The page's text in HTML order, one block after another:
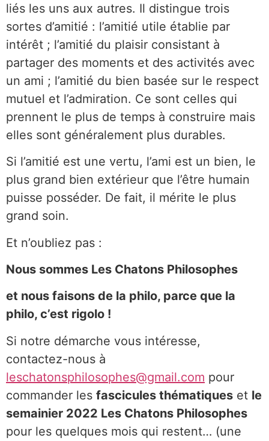
liés les uns aux autres. Il distingue trois
sortes d’amitié : l’amitié utile établie par
intérêt ; l’amitié du plaisir consistant à
partager des moments et des activités avec
un ami ; l’amitié du bien basée sur le respect
mutuel et l’admiration. Ce sont celles qui
prennent le plus de temps à construire mais
elles sont généralement plus durables.
Si l’amitié est une vertu, l’ami est un bien, le
plus grand bien extérieur que l’être humain
puisse posséder. De fait, il mérite le plus
grand soin.
Et n’oubliez pas :
Nous sommes Les Chatons Philosophes
et nous faisons de la philo, parce que la
philo, c’est rigolo !
Si notre démarche vous intéresse,
contactez-nous à
leschatonsphilosophes@gmail.com pour
commander les fascicules thématiques et le
semainier 2022 Les Chatons Philosophes
pour les quelques mois qui restent… (une